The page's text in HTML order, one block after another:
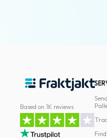
Based on 1K reviews